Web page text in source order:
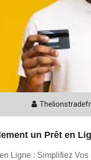
Thelionstradefr
un Prêt en
Ligne : Simplifiez